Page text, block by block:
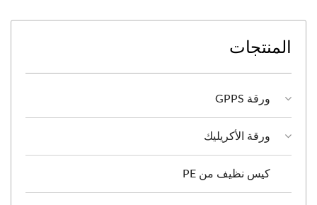
المنتجات
ورقة GPPS
ورقة الأكريليك
كيس نظيف من PE